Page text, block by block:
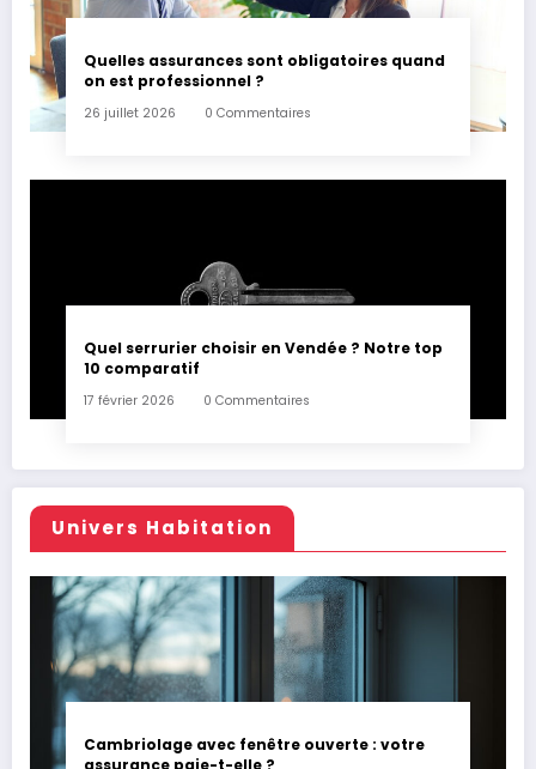
Quelles assurances sont obligatoires quand
on est professionnel ?
26 juillet 2026 0 Commentaires
Quel serrurier choisir en Vendée ? Notre top
10 comparatif
17 février 2026 0 Commentaires
Univers Habitation
Cambriolage avec fenêtre ouverte : votre
assurance paie-t-elle ?